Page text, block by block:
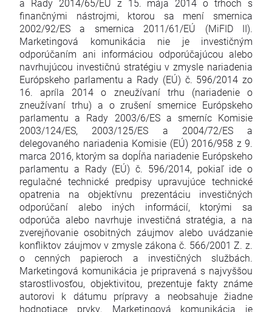
a Rady 2014/65/EÚ z 15. mája 2014 o trhoch s
finančnými nástrojmi, ktorou sa mení smernica
2002/92/ES a smernica 2011/61/EÚ (MiFID II).
Marketingová komunikácia nie je investičným
odporúčaním ani informáciou odporúčajúcou alebo
navrhujúcou investičnú stratégiu v zmysle nariadenia
Európskeho parlamentu a Rady (EÚ) č. 596/2014 zo
16. apríla 2014 o zneužívaní trhu (nariadenie o
zneužívaní trhu) a o zrušení smernice Európskeho
parlamentu a Rady 2003/6/ES a smerníc Komisie
2003/124/ES, 2003/125/ES a 2004/72/ES a
delegovaného nariadenia Komisie (EÚ) 2016/958 z 9.
marca 2016, ktorým sa dopĺňa nariadenie Európskeho
parlamentu a Rady (EÚ) č. 596/2014, pokiaľ ide o
regulačné technické predpisy upravujúce technické
opatrenia na objektívnu prezentáciu investičných
odporúčaní alebo iných informácií, ktorými sa
odporúča alebo navrhuje investičná stratégia, a na
zverejňovanie osobitných záujmov alebo uvádzanie
konfliktov záujmov v zmysle zákona č. 566/2001 Z. z.
o cenných papieroch a investičných službách.
Marketingová komunikácia je pripravená s najvyššou
starostlivosťou, objektivitou, prezentuje fakty známe
autorovi k dátumu prípravy a neobsahuje žiadne
hodnotiace prvky. Marketingová komunikácia je